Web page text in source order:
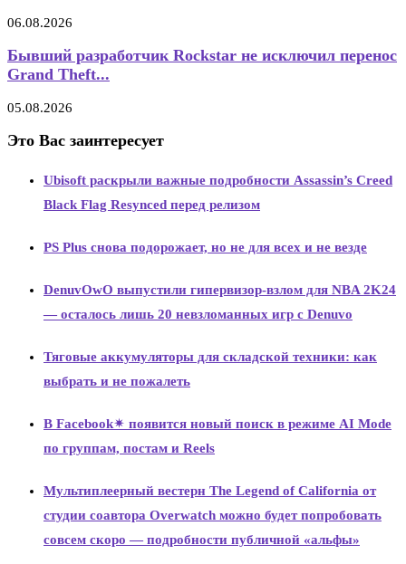
06.08.2026
Бывший разработчик Rockstar не исключил перенос
Grand Theft...
05.08.2026
Это Вас заинтересует
Ubisoft раскрыли важные подробности Assassin’s Creed
Black Flag Resynced перед релизом
PS Plus снова подорожает, но не для всех и не везде
DenuvOwO выпустили гипервизор-взлом для NBA 2K24
— осталось лишь 20 невзломанных игр с Denuvo
Тяговые аккумуляторы для складской техники: как
выбрать и не пожалеть
В Facebook✴ появится новый поиск в режиме AI Mode
по группам, постам и Reels
Мультиплеерный вестерн The Legend of California от
студии соавтора Overwatch можно будет попробовать
совсем скоро — подробности публичной «альфы»